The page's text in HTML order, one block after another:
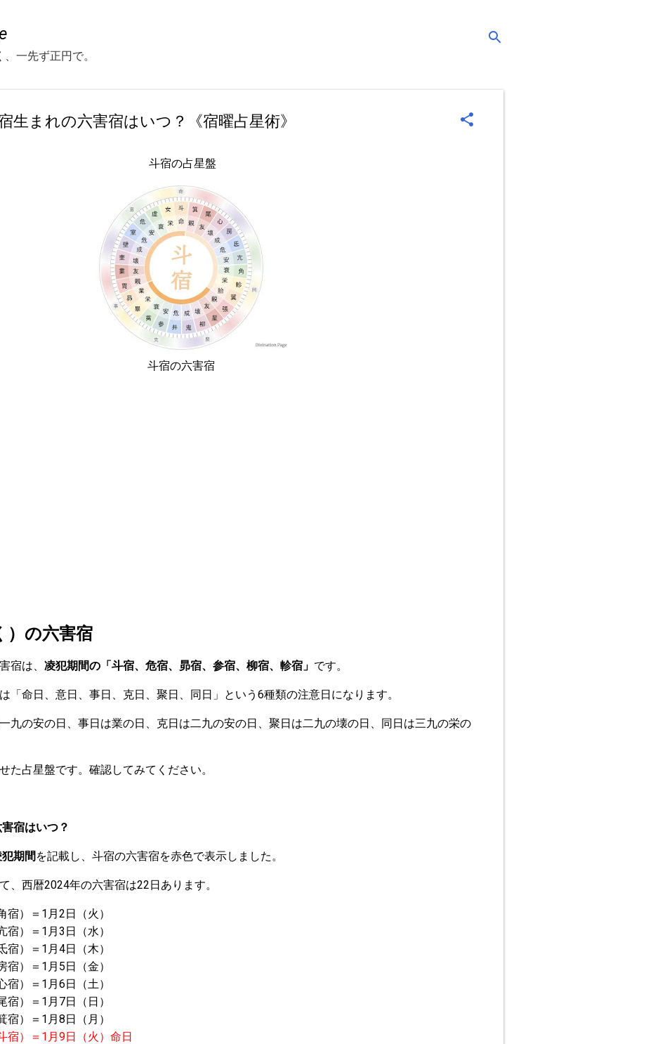
一先ず正円で。
生まれの六害宿はいつ？《宿曜占星術》
斗宿の占星盤
斗宿の六害宿
）の六害宿
宿は、 凌犯期間の「斗宿、危宿、昴宿、参宿、柳宿、軫宿」 です。
「命日、意日、事日、克日、聚日、同日」という6種類の注意日になります。
九の安の日、事日は業の日、克日は二九の安の日、聚日は二九の壊の日、同日は三九の栄の
た占星盤です。確認してみてください。
宿はいつ？
期間 を記載し、斗宿の六害宿を赤色で表示しました。
、西暦2024年の六害宿は22日あります。
宿）＝1月2日（火）
宿）＝1月3日（水）
宿）＝1月4日（木）
宿）＝1月5日（金）
宿）＝1月6日（土）
宿）＝1月7日（日）
宿）＝1月8日（月）
宿）＝ 1月9日（火）命日